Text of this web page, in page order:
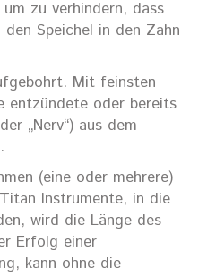
zu verhindern, dass
Speichel in den Zahn
Mit feinsten
entzündete oder bereits
„Nerv“) aus dem
(eine oder mehrere)
Instrumente, in die
wird die Länge des
Erfolg einer
kann ohne die